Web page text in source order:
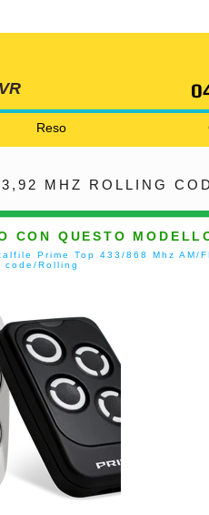
Reso
MHZ ROLLING
CON QUESTO
Prime Top 433/868 Mhz AM/
code/Rolling